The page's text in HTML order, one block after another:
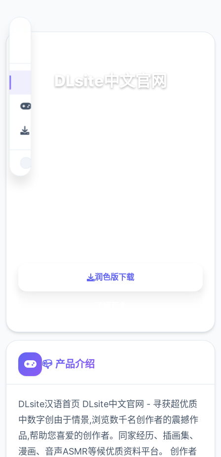
DLsite中文官网
润色版下载
📪 产品介绍
DLsite汉语首页 DLsite中文官网 - 寻获超优质
中数字创由于情景,浏览数千名创作者的震撼作
品,帮助您喜爱的创作者。同家经历、插画集、
漫画、音声ASMR等候优质资料平台。 创作者